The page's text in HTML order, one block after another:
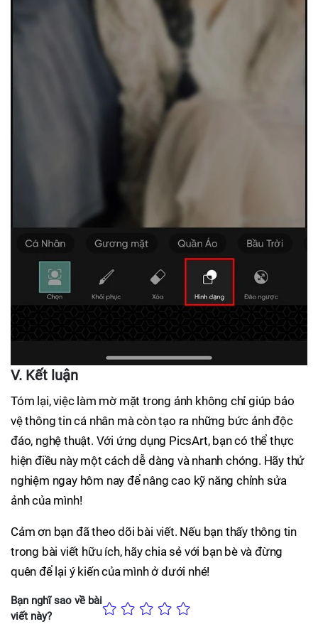
V. Kết luận
Tóm lại, việc làm mờ mặt trong ảnh không chỉ giúp bảo
vệ thông tin cá nhân mà còn tạo ra những bức ảnh độc
đáo, nghệ thuật. Với ứng dụng PicsArt, bạn có thể thực
hiện điều này một cách dễ dàng và nhanh chóng. Hãy thử
nghiệm ngay hôm nay để nâng cao kỹ năng chỉnh sửa
ảnh của mình!
Cảm ơn bạn đã theo dõi bài viết. Nếu bạn thấy thông tin
trong bài viết hữu ích, hãy chia sẻ với bạn bè và đừng
quên để lại ý kiến của mình ở dưới nhé!
Bạn nghĩ sao về bài
viết này?